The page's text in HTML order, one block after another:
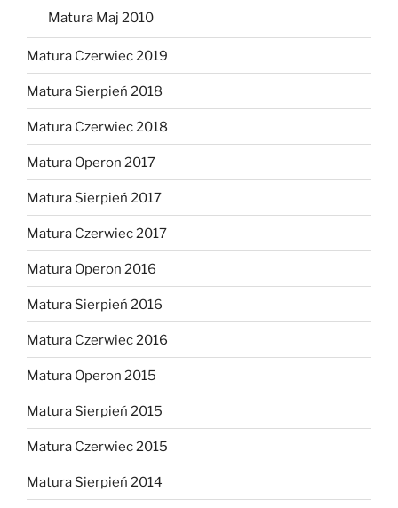
Matura Maj 2010
Matura Czerwiec 2019
Matura Sierpień 2018
Matura Czerwiec 2018
Matura Operon 2017
Matura Sierpień 2017
Matura Czerwiec 2017
Matura Operon 2016
Matura Sierpień 2016
Matura Czerwiec 2016
Matura Operon 2015
Matura Sierpień 2015
Matura Czerwiec 2015
Matura Sierpień 2014